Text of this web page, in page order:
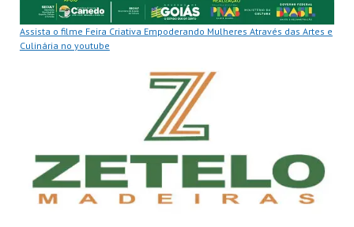
Assista o filme Feira Criativa Empoderando Mulheres Através das Artes e
Culinária no youtube